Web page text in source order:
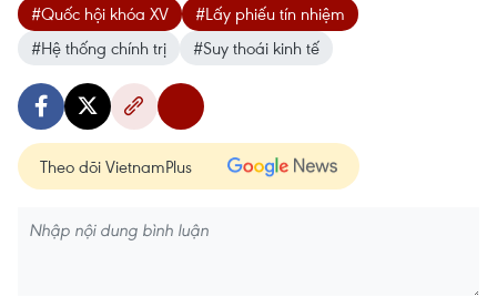
#Quốc hội khóa XV
#Lấy phiếu tín nhiệm
#Hệ thống chính trị
#Suy thoái kinh tế
Theo dõi VietnamPlus